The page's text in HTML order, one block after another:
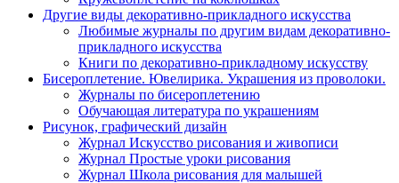
Другие виды декоративно-прикладного искусства
Любимые журналы по другим видам декоративно-
прикладного искусства
Книги по декоративно-прикладному искусству
Бисероплетение. Ювелирика. Украшения из проволоки.
Журналы по бисероплетению
Обучающая литература по украшениям
Рисунок, графический дизайн
Журнал Искусство рисования и живописи
Журнал Простые уроки рисования
Журнал Школа рисования для малышей